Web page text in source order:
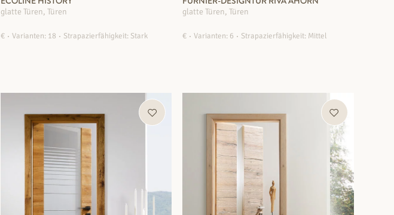
glatte Türen, Türen
€ Varianten: 18 Strapazierfähigkeit: Stark
ZUM PRODUKT
glatte Türen, Türen
€ Varianten: 6 Strapazierfähigkeit: Mittel
ZUM PRODUKT